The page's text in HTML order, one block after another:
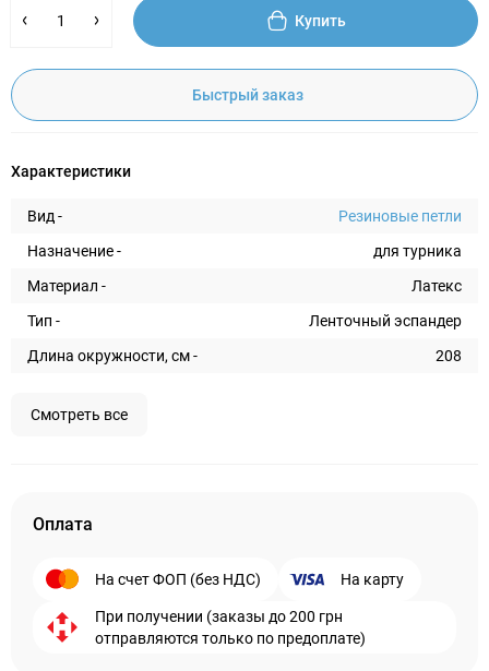
Купить
Быстрый заказ
Характеристики
Вид -
Резиновые петли
Назначение -
для турника
Материал -
Латекс
Тип -
Ленточный эспандер
Длина окружности, см -
208
Смотреть все
Оплата
На счет ФОП (без НДС) На карту
При получении (заказы до 200 грн
отправляются только по предоплате)